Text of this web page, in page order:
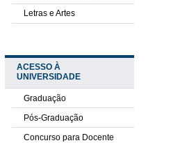
Letras e Artes
ACESSO À
UNIVERSIDADE
Graduação
Pós-Graduação
Concurso para Docente